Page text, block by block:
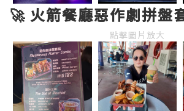
🚀 火箭餐廳惡作劇拼盤
點擊圖片放大